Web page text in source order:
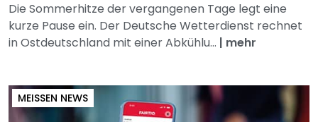
Die Sommerhitze der vergangenen Tage legt eine
kurze Pause ein. Der Deutsche Wetterdienst rechnet
in Ostdeutschland mit einer Abkühlu... | mehr
MEISSEN NEWS